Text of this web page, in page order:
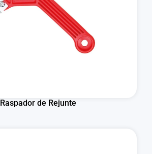
Raspador de Rejunte